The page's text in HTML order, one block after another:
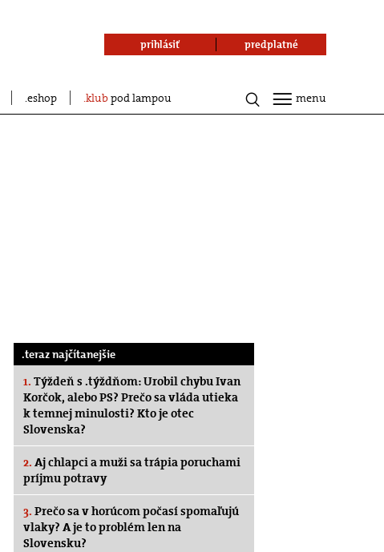
eshop klubpod lampou
prihlásiť predplatné
menu
.teraz najčítanejšie
1. Týždeň s .týždňom: Urobil chybu Ivan
Korčok, alebo PS? Prečo sa vláda utieka
k temnej minulosti? Kto je otec
Slovenska?
2. Aj chlapci a muži sa trápia poruchami
príjmu potravy
3. Prečo sa v horúcom počasí spomaľujú
vlaky? A je to problém len na
Slovensku?